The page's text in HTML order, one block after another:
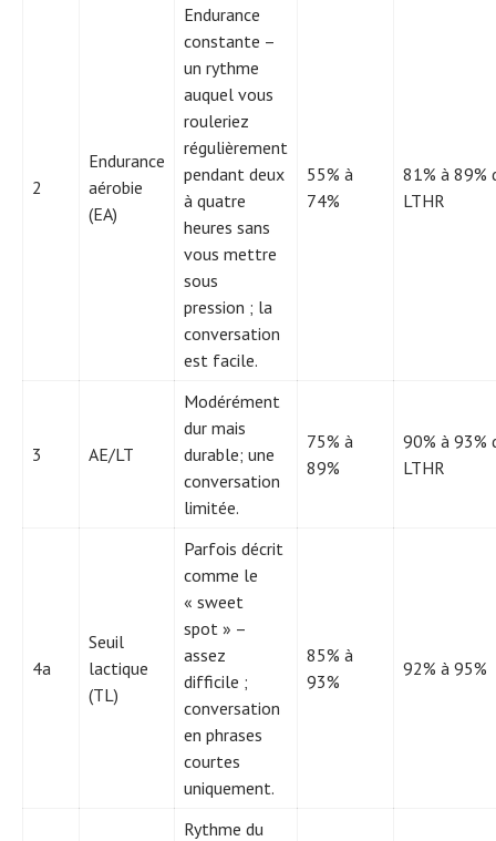
2
Endurance
aérobie
(EA)
Endurance
constante –
un rythme
auquel vous
rouleriez
régulièrement
pendant deux
à quatre
heures sans
vous mettre
sous
pression ; la
conversation
est facile.
55% à
74%
81% à 89%
LTHR
3 AE/LT
Modérément
dur mais
durable; une
conversation
limitée.
75% à
89%
90% à 93%
LTHR
4a
Seuil
lactique
(TL)
Parfois décrit
comme le
« sweet
spot » –
assez
difficile ;
conversation
en phrases
courtes
uniquement.
85% à
93%
92% à 95%
Rythme du